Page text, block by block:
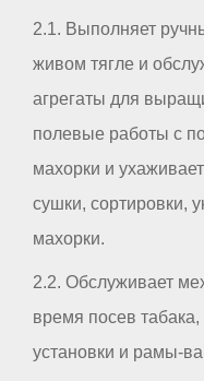
2.1. Выполняет
живом тягле и
агрегаты для
полевые работы с
махорки и
сушки, сортировки,
махорки.
2.2. Обслуживает
время посев
установки и рамы-